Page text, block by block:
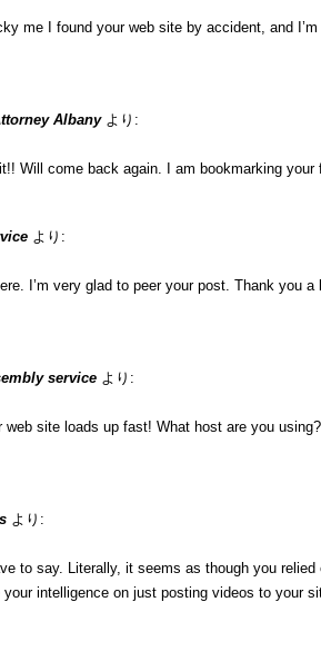
me I found your web site by accident, and
Albany より:
Will come back again. I am bookmarking your
より:
I’m very glad to peer your post. Thank you
service より:
web site loads up fast! What host are you
より:
to say. Literally, it seems as though you
intelligence on just posting videos to your